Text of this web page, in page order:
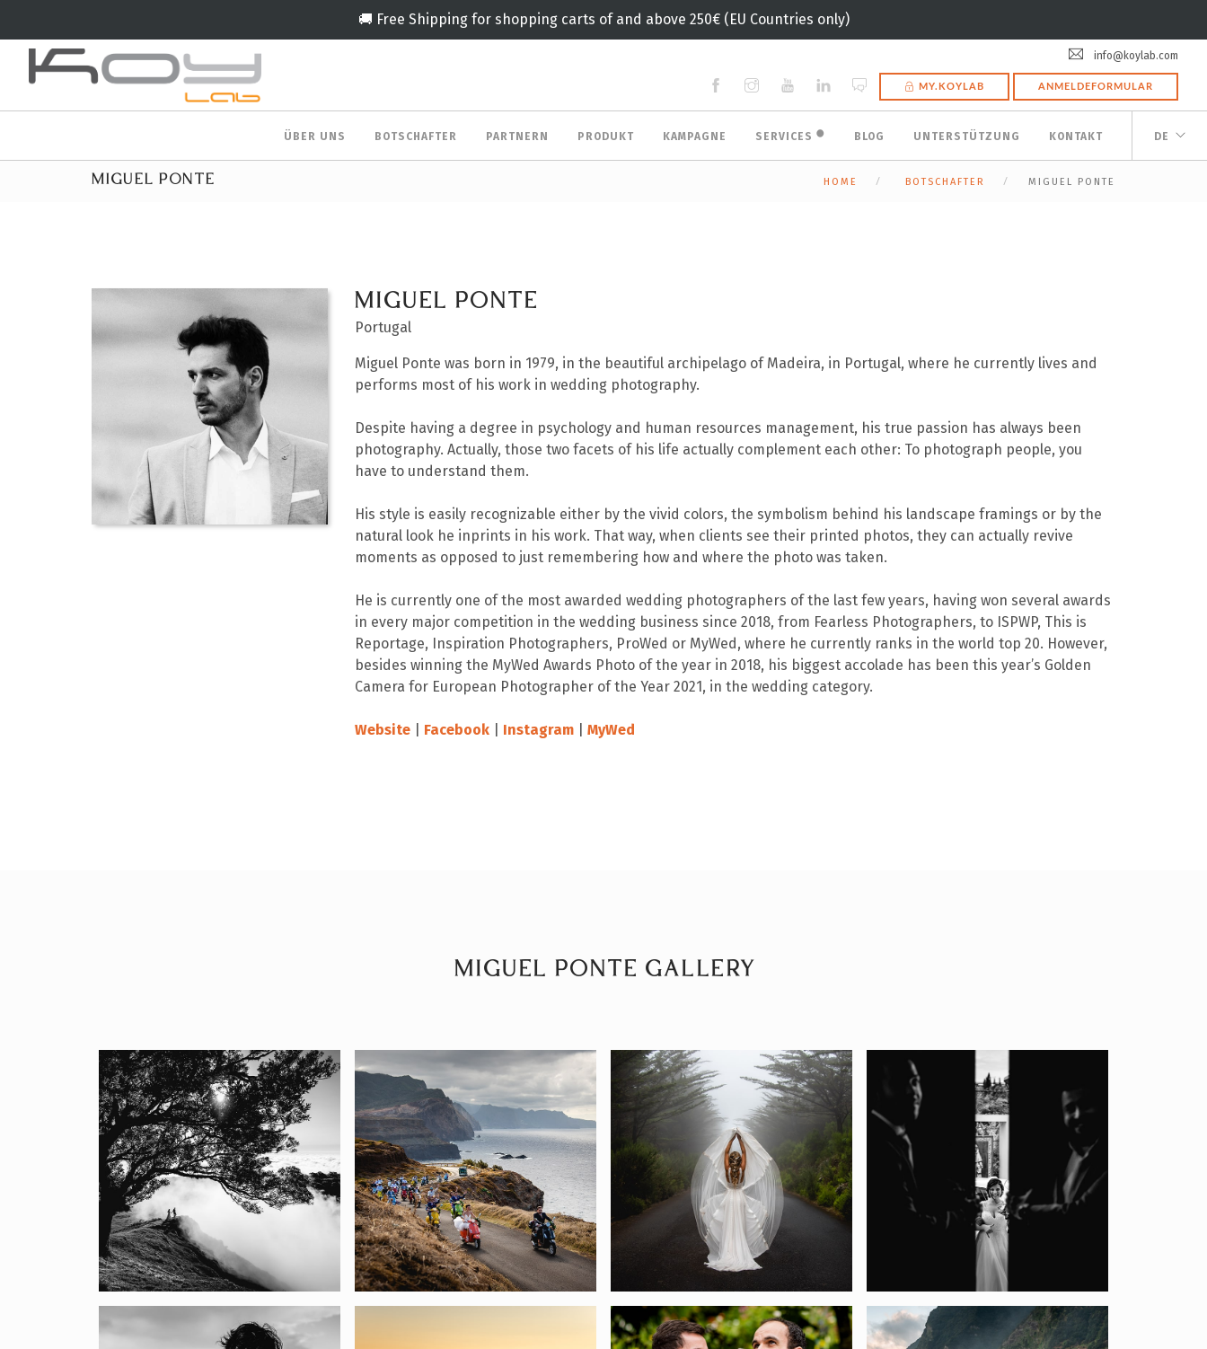
🚚 Free Shipping for shopping carts of and above 250€ (EU Countries only)
info@koylab.com
MY.KOYLAB ANMELDEFORMULAR
ÜBER UNS BOTSCHAFTER PARTNERN PRODUKT KAMPAGNE SERVICES 🟠 BLOG UNTERSTÜTZUNG KONTAKT DE
MIGUEL PONTE HOME BOTSCHAFTER MIGUEL PONTE
MIGUEL PONTE
Portugal
Miguel Ponte was born in 1979, in the beautiful archipelago of Madeira, in Portugal, where he currently lives and
performs most of his work in wedding photography.
Despite having a degree in psychology and human resources management, his true passion has always been
photography. Actually, those two facets of his life actually complement each other: To photograph people, you
have to understand them.
His style is easily recognizable either by the vivid colors, the symbolism behind his landscape framings or by the
natural look he inprints in his work. That way, when clients see their printed photos, they can actually revive
moments as opposed to just remembering how and where the photo was taken.
He is currently one of the most awarded wedding photographers of the last few years, having won several awards
in every major competition in the wedding business since 2018, from Fearless Photographers, to ISPWP, This is
Reportage, Inspiration Photographers, ProWed or MyWed, where he currently ranks in the world top 20. However,
besides winning the MyWed Awards Photo of the year in 2018, his biggest accolade has been this year’s Golden
Camera for European Photographer of the Year 2021, in the wedding category.
Website| Facebook| Instagram| MyWed
MIGUEL PONTE GALLERY